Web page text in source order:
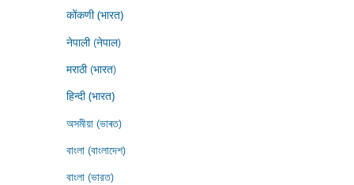
कोंकणी (भारत)
नेपाली (नेपाल)
मराठी (भारत)
हिन्दी (भारत)
অসমীয়া (ভাৰত)
বাংলা (বাংলাদেশ)
বাংলা (ভারত)